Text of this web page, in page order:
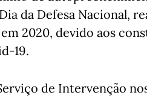
da Defesa Nacional,
2020, devido aos
19.
de Intervenção